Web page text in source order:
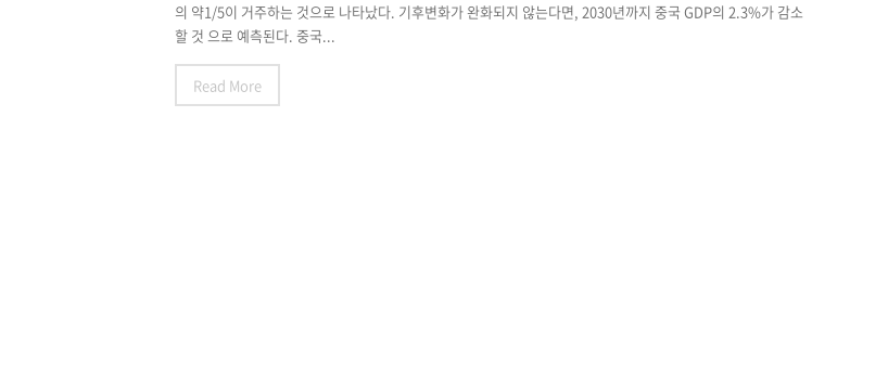
의 약1/5이 거주하는 것으로 나타났다. 기후변화가 완화되지 않는다면, 2030년까지 중국 GDP의 2.3%가 감소
할 것 으로 예측된다. 중국...
Read More